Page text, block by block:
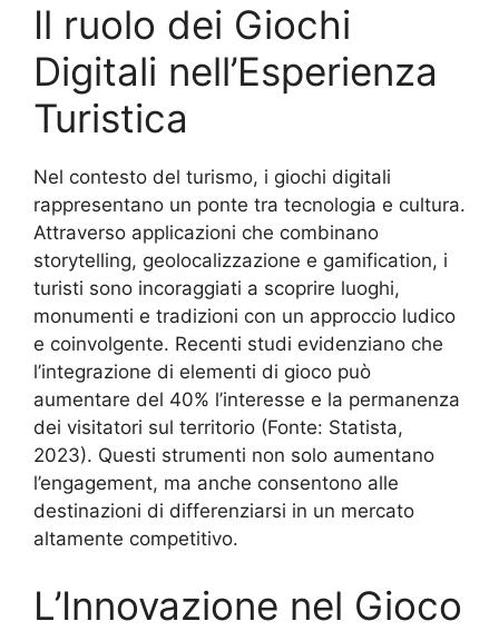
Il ruolo dei Giochi
Digitali nell’Esperienza
Turistica
Nel contesto del turismo, i giochi digitali
rappresentano un ponte tra tecnologia e cultura.
Attraverso applicazioni che combinano
storytelling, geolocalizzazione e gamification, i
turisti sono incoraggiati a scoprire luoghi,
monumenti e tradizioni con un approccio ludico
e coinvolgente. Recenti studi evidenziano che
l’integrazione di elementi di gioco può
aumentare del 40% l’interesse e la permanenza
dei visitatori sul territorio (Fonte: Statista,
2023). Questi strumenti non solo aumentano
l’engagement, ma anche consentono alle
destinazioni di differenziarsi in un mercato
altamente competitivo.
L’Innovazione nel Gioco